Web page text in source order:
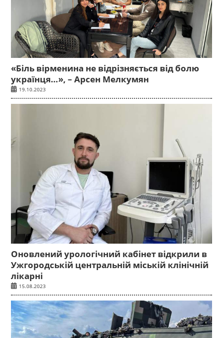
«Біль вірменина не відрізняється від болю
українця…», – Арсен Мелкумян
19.10.2023
Оновлений урологічний кабінет відкрили в
Ужгородській центральній міській клінічній
лікарні
15.08.2023